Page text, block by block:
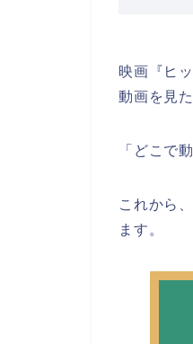
映画『ヒ
動画を見
「どこで
これから
ます。